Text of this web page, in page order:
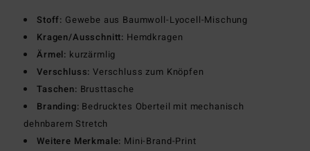
Stoff: Gewebe aus Baumwoll-Lyocell-Mischung
Kragen/Ausschnitt: Hemdkragen
Ärmel: kurzärmlig
Verschluss: Verschluss zum Knöpfen
Taschen: Brusttasche
Branding: Bedrucktes Oberteil mit mechanisch
dehnbarem Stretch
Weitere Merkmale: Mini-Brand-Print